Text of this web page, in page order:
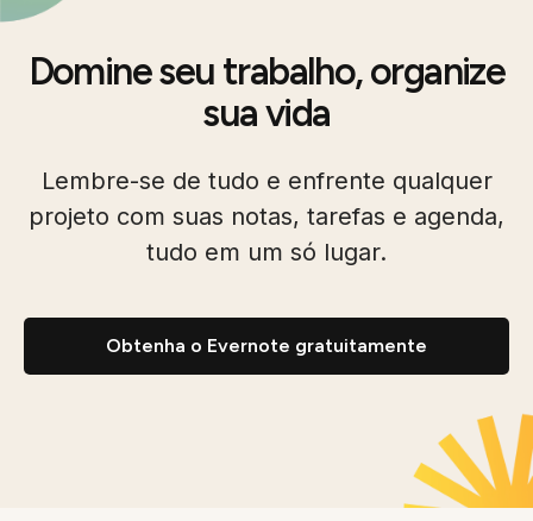
Domine seu trabalho, organize
sua vida
Lembre-se de tudo e enfrente qualquer
projeto com suas notas, tarefas e agenda,
tudo em um só lugar.
Obtenha o Evernote gratuitamente